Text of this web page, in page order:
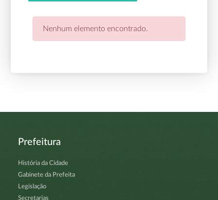
Nenhum elemento encontrado.
Prefeitura
História da Cidade
Gabinete da Prefeita
Legislação
Secretarias